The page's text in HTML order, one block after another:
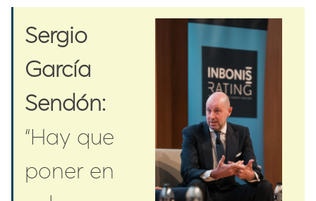
Sergio
García
Sendón:
“Hay que
poner en